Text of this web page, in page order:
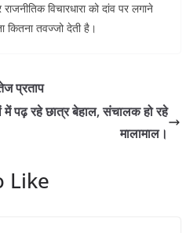
विचारधारा को दांव पर लगाने
कितना तवज्जो देती है।
प्रताप
में पढ़ रहे छात्र बेहाल, संचालक हो रहे
मालामाल।
Like